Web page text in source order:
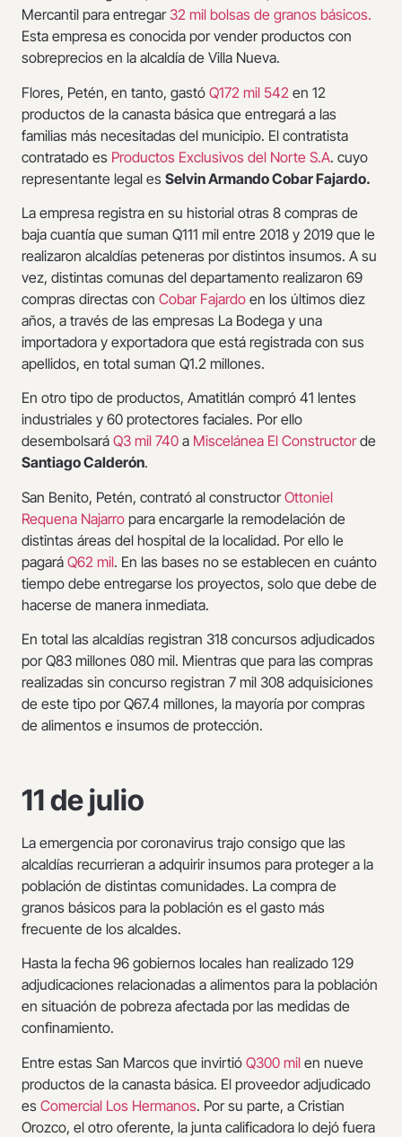
Mercantil para entregar 32 mil bolsas de granos básicos.
Esta empresa es conocida por vender productos con
sobreprecios en la alcaldía de Villa Nueva.
Flores, Petén, en tanto, gastó Q172 mil 542 en 12
productos de la canasta básica que entregará a las
familias más necesitadas del municipio. El contratista
contratado es Productos Exclusivos del Norte S.A. cuyo
representante legal es Selvin Armando Cobar Fajardo.
La empresa registra en su historial otras 8 compras de
baja cuantía que suman Q111 mil entre 2018 y 2019 que le
realizaron alcaldías peteneras por distintos insumos. A su
vez, distintas comunas del departamento realizaron 69
compras directas con Cobar Fajardo en los últimos diez
años, a través de las empresas La Bodega y una
importadora y exportadora que está registrada con sus
apellidos, en total suman Q1.2 millones.
En otro tipo de productos, Amatitlán compró 41 lentes
industriales y 60 protectores faciales. Por ello
desembolsará Q3 mil 740 a Miscelánea El Constructorde
Santiago Calderón.
San Benito, Petén, contrató al constructorOttoniel
Requena Najarro para encargarle la remodelación de
distintas áreas del hospital de la localidad. Por ello le
pagará Q62 mil. En las bases no se establecen en cuánto
tiempo debe entregarse los proyectos, solo que debe de
hacerse de manera inmediata.
En total las alcaldías registran 318 concursos adjudicados
por Q83 millones 080 mil. Mientras que para las compras
realizadas sin concurso registran 7 mil 308 adquisiciones
de este tipo por Q67.4 millones, la mayoría por compras
de alimentos e insumos de protección.
11 de julio
La emergencia por coronavirus trajo consigo que las
alcaldías recurrieran a adquirir insumos para proteger a la
población de distintas comunidades. La compra de
granos básicos para la población es el gasto más
frecuente de los alcaldes.
Hasta la fecha 96 gobiernos locales han realizado 129
adjudicaciones relacionadas a alimentos para la población
en situación de pobreza afectada por las medidas de
confinamiento.
Entre estas San Marcos que invirtió Q300 mil en nueve
productos de la canasta básica. El proveedor adjudicado
es Comercial Los Hermanos. Por su parte, a Cristian
Orozco, el otro oferente, la junta calificadora lo dejó fuera